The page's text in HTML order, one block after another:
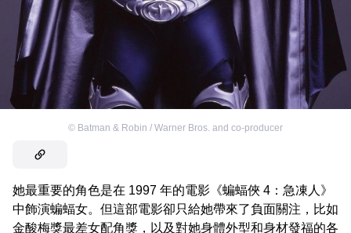
© Batman & Robin / Warner Bros. and co-producer
她最重要的角色是在 1997 年的電影《蝙蝠俠 4：急凍人》
中飾演蝙蝠女。但這部電影卻只給她帶來了負面關注，比如
金酸梅獎最差女配角獎，以及對她身體外型和身材發福的各